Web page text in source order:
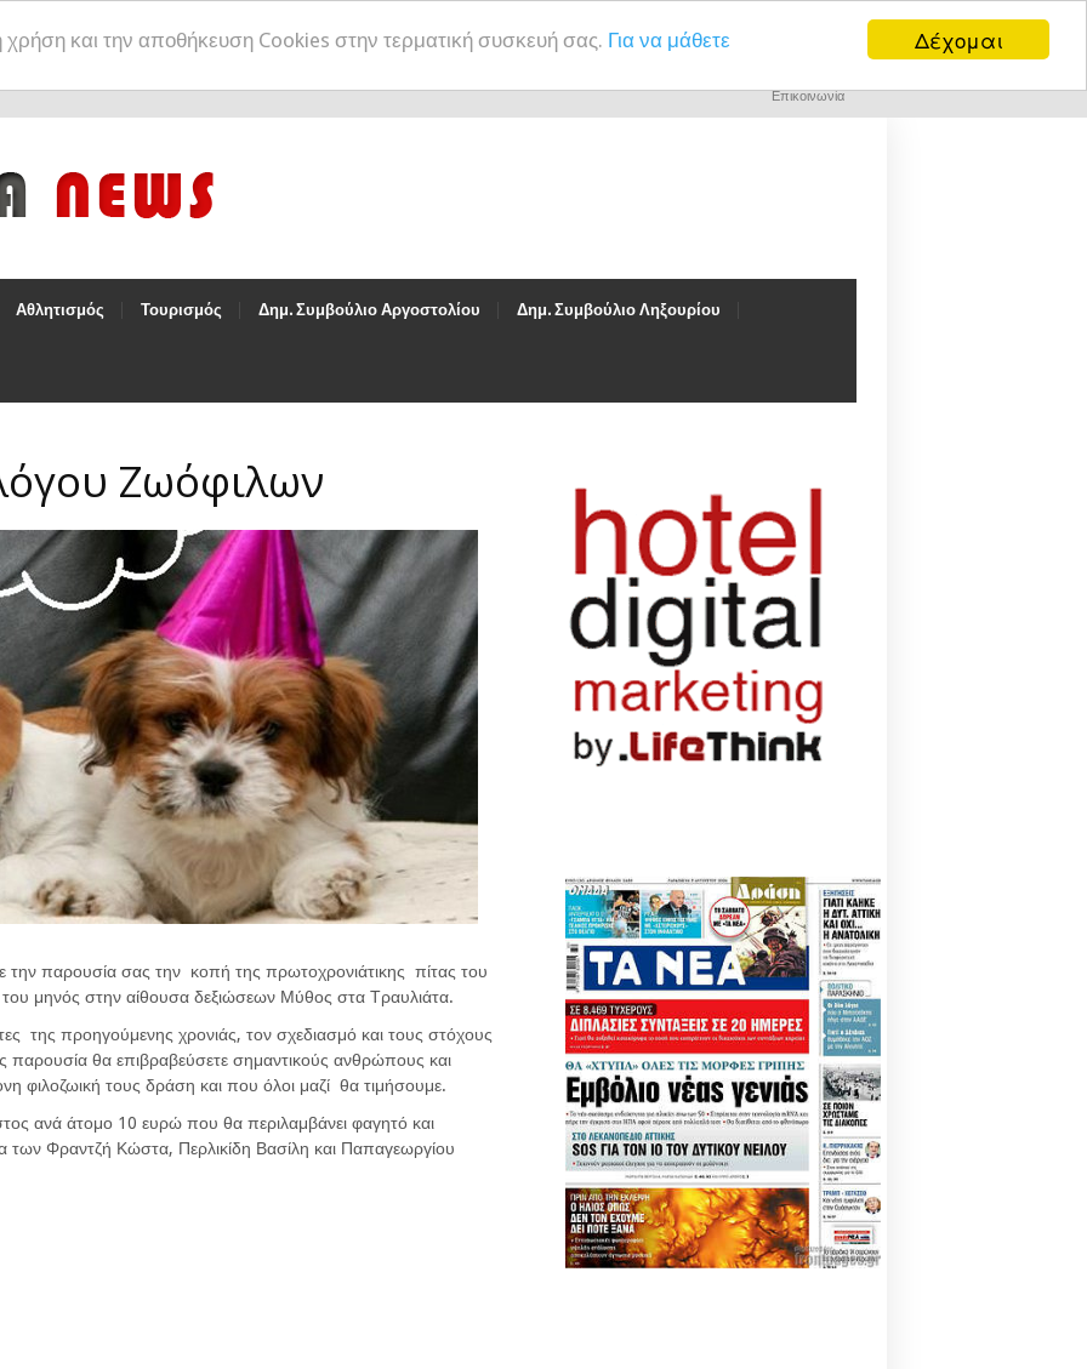
Δέχομαι
και την αποθήκευση Cookies στην τερματική συσκευή σας. Για να μάθετε
Επικοινωνία
Αθλητισμός Τουρισμός Δημ. Συμβούλιο Αργοστολίου Δημ. Συμβούλιο Ληξουρίου
Ζωόφιλων
την παρουσία σας την κοπή της πρωτοχρονιάτικης πίτας του
μηνός στην αίθουσα δεξιώσεων Μύθος στα Τραυλιάτα.
της προηγούμενης χρονιάς, τον σχεδιασμό και τους στόχους
παρουσία θα επιβραβεύσετε σημαντικούς ανθρώπους και
φιλοζωική τους δράση και που όλοι μαζί θα τιμήσουμε.
ανά άτομο 10 ευρώ που θα περιλαμβάνει φαγητό και
Φραντζή Κώστα, Περλικίδη Βασίλη και Παπαγεωργίου